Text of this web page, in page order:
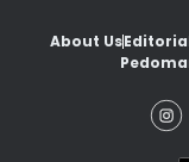
About Us